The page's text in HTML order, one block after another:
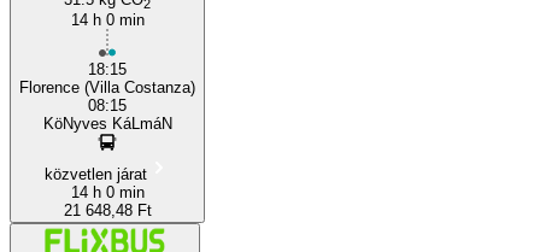
2
14 h 0 min
18:15
Florence (Villa Costanza)
08:15
KöNyves KáLmáN
közvetlen járat
14 h 0 min
21 648,48 Ft